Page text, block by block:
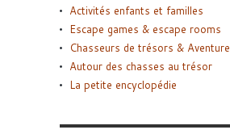
Activités enfants et familles
Escape games & escape rooms
Chasseurs de trésors & Aventure
Autour des chasses au trésor
La petite encyclopédie